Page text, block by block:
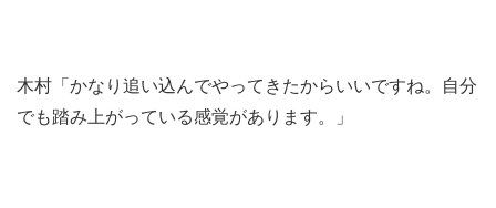
木村「かなり追い込んでやってきたからいいですね。自分
でも踏み上がっている感覚があります。」